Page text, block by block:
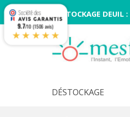
DESTOCKAGE DEUIL :
DÉSTOCKAGE
9.7/10 (1506 avis)
★★★★★